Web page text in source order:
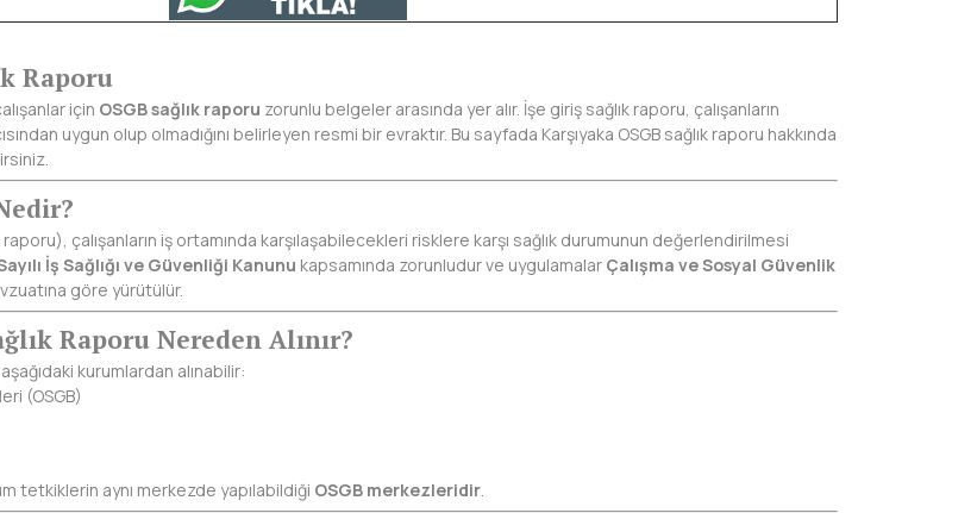
Raporu
için OSGB sağlık raporu zorunlu belgeler arasında yer alır. İşe giriş sağlık raporu, çalışanların
uygun olup olmadığını belirleyen resmi bir evraktır. Bu sayfada Karşıyaka OSGB sağlık raporu hakkında
raporu), çalışanların iş ortamında karşılaşabilecekleri risklere karşı sağlık durumunun değerlendirilmesi
İş Sağlığı ve Güvenliği Kanunu kapsamında zorunludur ve uygulamalar Çalışma ve Sosyal Güvenlik
göre yürütülür.
Raporu Nereden Alınır?
kurumlardan alınabilir:
(OSGB)
tetkiklerin aynı merkezde yapılabildiği OSGB merkezleridir.